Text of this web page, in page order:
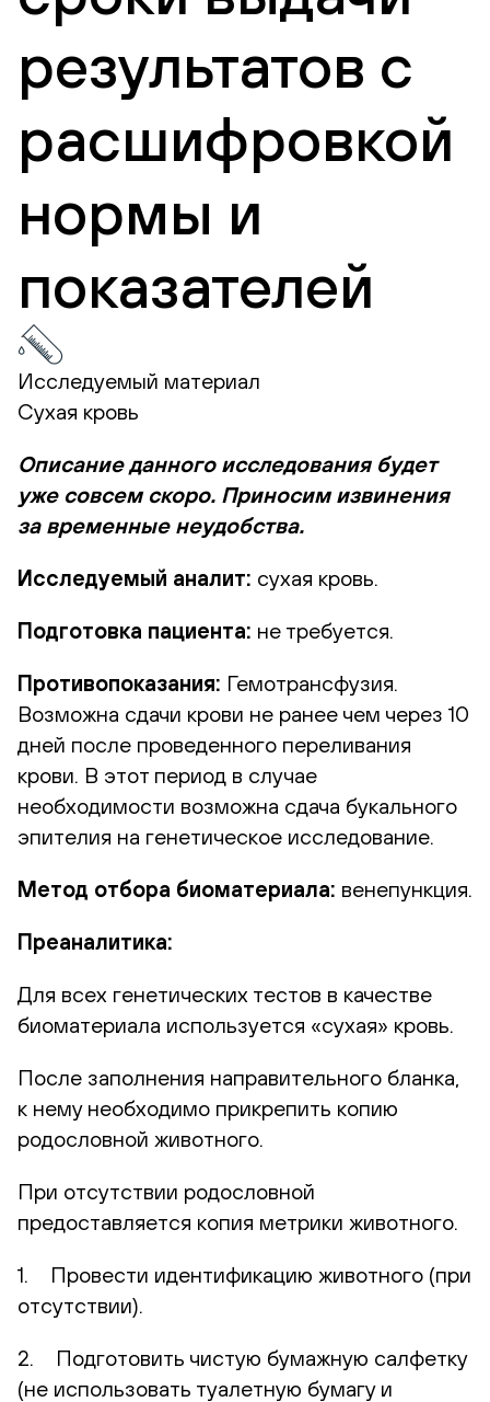
результатов с
расшифровкой
нормы и
показателей
Исследуемый материал
Сухая кровь
Описание данного исследования будет
уже совсем скоро. Приносим извинения
за временные неудобства.
Исследуемый аналит: сухая кровь.
Подготовка пациента: не требуется.
Противопоказания: Гемотрансфузия.
Возможна сдачи крови не ранее чем через 10
дней после проведенного переливания
крови. В этот период в случае
необходимости возможна сдача букального
эпителия на генетическое исследование.
Метод отбора биоматериала: венепункция.
Преаналитика:
Для всех генетических тестов в качестве
биоматериала используется «сухая» кровь.
После заполнения направительного бланка,
к нему необходимо прикрепить копию
родословной животного.
При отсутствии родословной
предоставляется копия метрики животного.
1. Провести идентификацию животного (при
отсутствии).
2. Подготовить чистую бумажную салфетку
(не использовать туалетную бумагу и